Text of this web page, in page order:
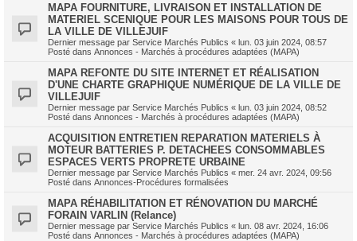
MAPA FOURNITURE, LIVRAISON ET INSTALLATION DE
MATERIEL SCENIQUE POUR LES MAISONS POUR TOUS DE
LA VILLE DE VILLEJUIF
Dernier message par Service Marchés Publics « lun. 03 juin 2024, 08:57
Posté dans Annonces - Marchés à procédures adaptées (MAPA)
MAPA REFONTE DU SITE INTERNET ET RÉALISATION
D'UNE CHARTE GRAPHIQUE NUMÉRIQUE DE LA VILLE DE
VILLEJUIF
Dernier message par Service Marchés Publics « lun. 03 juin 2024, 08:52
Posté dans Annonces - Marchés à procédures adaptées (MAPA)
ACQUISITION ENTRETIEN REPARATION MATERIELS À
MOTEUR BATTERIES P. DETACHEES CONSOMMABLES
ESPACES VERTS PROPRETE URBAINE
Dernier message par Service Marchés Publics « mer. 24 avr. 2024, 09:56
Posté dans Annonces-Procédures formalisées
MAPA RÉHABILITATION ET RÉNOVATION DU MARCHÉ
FORAIN VARLIN (Relance)
Dernier message par Service Marchés Publics « lun. 08 avr. 2024, 16:06
Posté dans Annonces - Marchés à procédures adaptées (MAPA)